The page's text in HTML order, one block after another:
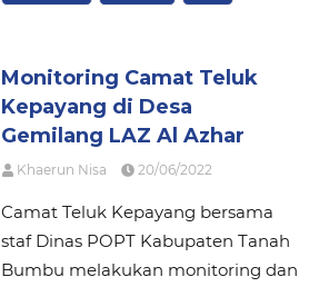
Monitoring Camat Teluk
Kepayang di Desa
Gemilang LAZ Al Azhar
Khaerun Nisa 20/06/2022
Camat Teluk Kepayang bersama
staf Dinas POPT Kabupaten Tanah
Bumbu melakukan monitoring dan